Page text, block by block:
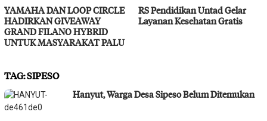
YAMAHA DAN LOOP CIRCLE
HADIRKAN GIVEAWAY
GRAND FILANO HYBRID
UNTUK MASYARAKAT PALU
RS Pendidikan Untad Gelar
Layanan Kesehatan Gratis
TAG:SIPESO
Hanyut, Warga Desa Sipeso Belum Ditemukan